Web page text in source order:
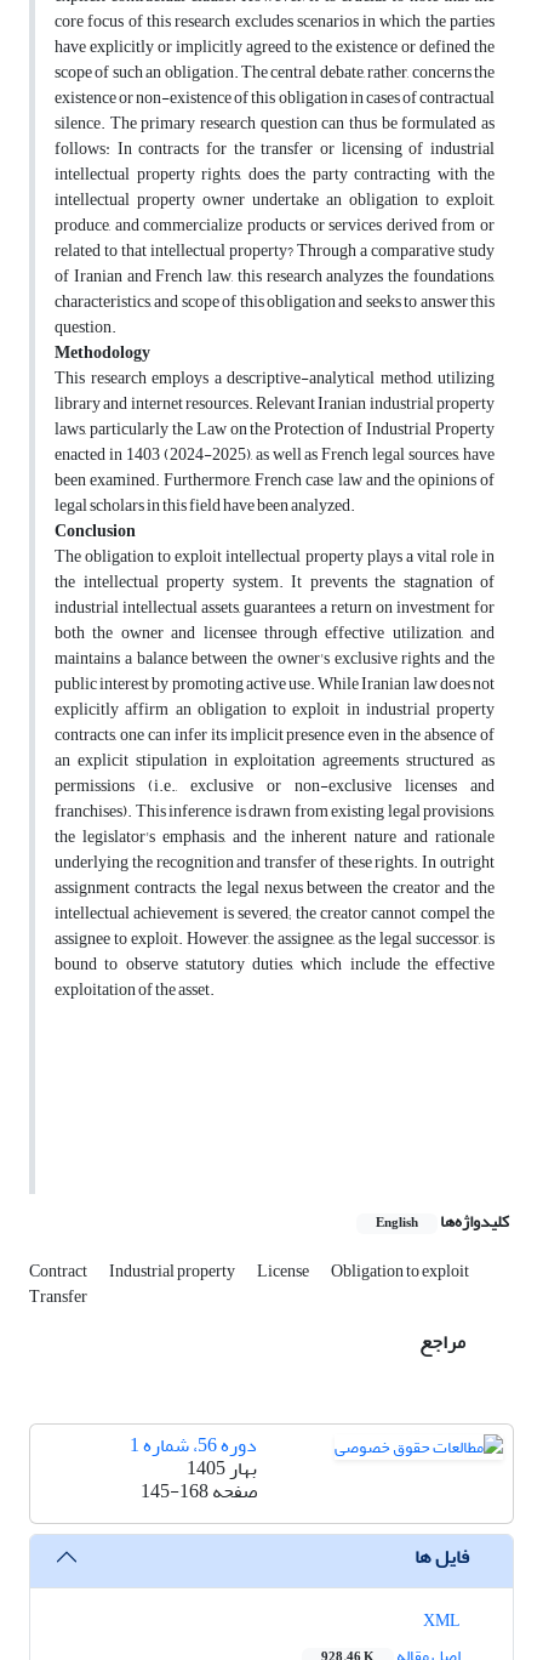
core focus of this research excludes scenarios in which the parties
have explicitly or implicitly agreed to the existence or defined the
scope of such an obligation. The central debate, rather, concerns the
existence or non-existence of this obligation in cases of contractual
silence. The primary research question can thus be formulated as
follows: In contracts for the transfer or licensing of industrial
intellectual property rights, does the party contracting with the
intellectual property owner undertake an obligation to exploit,
produce, and commercialize products or services derived from or
related to that intellectual property? Through a comparative study
of Iranian and French law, this research analyzes the foundations,
characteristics, and scope of this obligation and seeks to answer this
question.
Methodology
This research employs a descriptive-analytical method, utilizing
library and internet resources. Relevant Iranian industrial property
laws, particularly the Law on the Protection of Industrial Property
enacted in 1403 (2024-2025), as well as French legal sources, have
been examined. Furthermore, French case law and the opinions of
legal scholars in this field have been analyzed.
Conclusion
The obligation to exploit intellectual property plays a vital role in
the intellectual property system. It prevents the stagnation of
industrial intellectual assets, guarantees a return on investment for
both the owner and licensee through effective utilization, and
maintains a balance between the owner's exclusive rights and the
public interest by promoting active use. While Iranian law does not
explicitly affirm an obligation to exploit in industrial property
contracts, one can infer its implicit presence even in the absence of
an explicit stipulation in exploitation agreements structured as
permissions (i.e., exclusive or non-exclusive licenses and
franchises). This inference is drawn from existing legal provisions,
the legislator's emphasis, and the inherent nature and rationale
underlying the recognition and transfer of these rights. In outright
assignment contracts, the legal nexus between the creator and the
intellectual achievement is severed; the creator cannot compel the
assignee to exploit. However, the assignee, as the legal successor, is
bound to observe statutory duties, which include the effective
exploitation of the asset.
کلیدواژه‌ها English
Contract Industrial property License Obligation to exploit
Transfer
مراجع
دوره 56، شماره 1
بهار 1405
صفحه145-168
فایل ها